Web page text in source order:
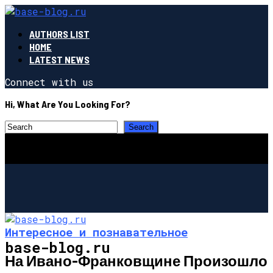
AUTHORS LIST
HOME
LATEST NEWS
Connect with us
Hi, What Are You Looking For?
base-blog.ru
Интересное и познавательное
На Ивано-Франковщине Произошло